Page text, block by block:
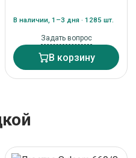
В наличии, 1–3 дня · 1285 шт.
Задать вопрос
В корзину